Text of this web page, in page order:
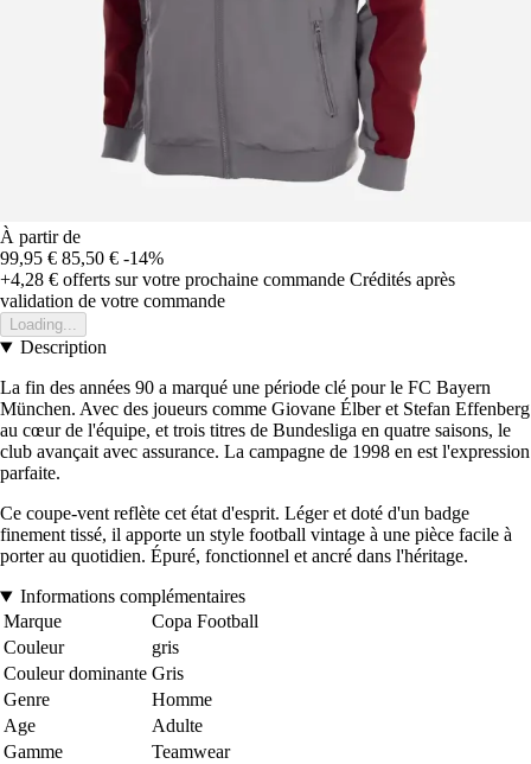
À partir de
99,95 € 85,50 € -14%
+4,28 € offerts sur votre prochaine commande Crédités après
validation de votre commande
Loading...
Description
La fin des années 90 a marqué une période clé pour le FC Bayern
München. Avec des joueurs comme Giovane Élber et Stefan Effenberg
au cœur de l'équipe, et trois titres de Bundesliga en quatre saisons, le
club avançait avec assurance. La campagne de 1998 en est l'expression
parfaite.
Ce coupe-vent reflète cet état d'esprit. Léger et doté d'un badge
finement tissé, il apporte un style football vintage à une pièce facile à
porter au quotidien. Épuré, fonctionnel et ancré dans l'héritage.
Informations complémentaires
Marque
Copa Football
Couleur
gris
Couleur dominante Gris
Genre
Homme
Age
Adulte
Gamme
Teamwear